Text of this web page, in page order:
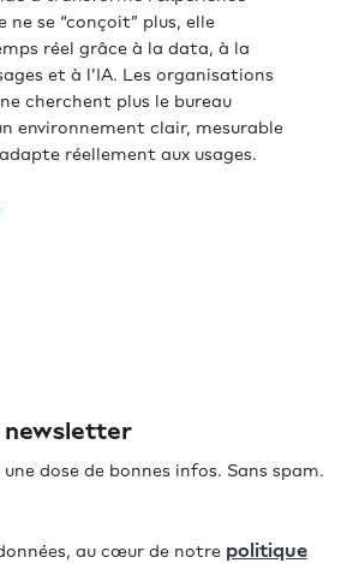
ne se “conçoit” plus, elle
réel grâce à la data, à la
et à l’IA. Les organisations
cherchent plus le bureau
environnement clair, mesurable
réellement aux usages.
newsletter
dose de bonnes infos. Sans spam.
au cœur de notre politique